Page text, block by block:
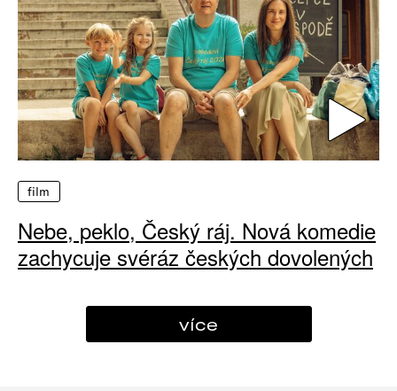
film
Nebe, peklo, Český ráj. Nová komedie
zachycuje svéráz českých dovolených
více